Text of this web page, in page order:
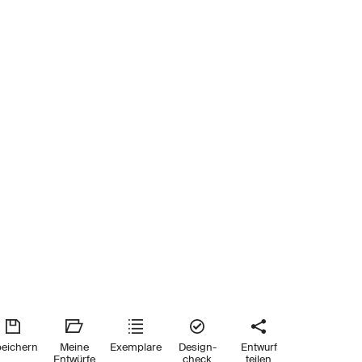
Meine
Entwürfe
Exemplare
Design-
check
Entwurf
teilen